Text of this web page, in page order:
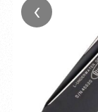
‹